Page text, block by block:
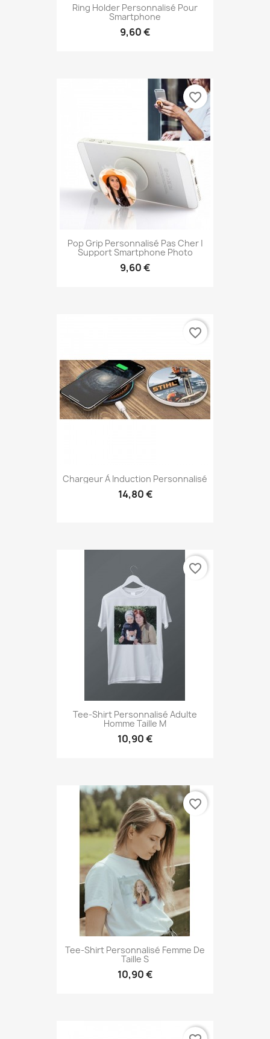
Ring Holder Personnalisé Pour
Smartphone
9,60 €
Pop Grip Personnalisé Pas Cher |
Support Smartphone Photo
9,60 €
favorite_border
Chargeur À Induction Personnalisé
14,80 €
favorite_border
Tee-Shirt Personnalisé Adulte
Homme Taille M
10,90 €
favorite_border
Tee-Shirt Personnalisé Femme De
Taille S
10,90 €
favorite_border